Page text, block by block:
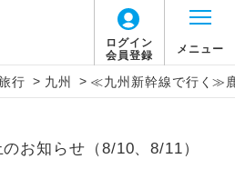
ログイン
会員登録
メニュー
行 > 九州 > ≪九州新幹線で行く≫
お知らせ（8/10、8/11）
説明
出発空港（駅）から復路到着空港
）まで同行します。